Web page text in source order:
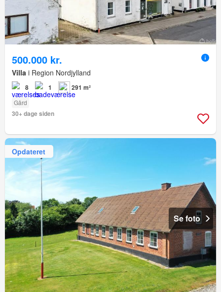
500.000 kr.
Villa i Region Nordjylland
8 1 291 m²
Gård
30+ dage siden
Opdateret
Se foto